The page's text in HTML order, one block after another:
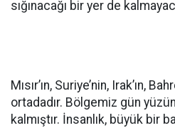
sığınacağı bir yer de
Mısır’ın, Suriye’nin, Irak’ın,
ortadadır. Bölgemiz gün
kalmıştır. İnsanlık, büyük bir